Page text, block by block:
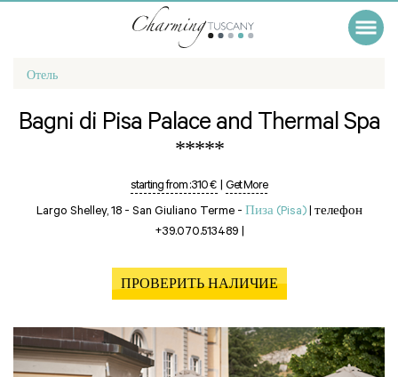
Отель
Bagni di Pisa Palace and Thermal Spa
*****
starting from :310 € | Get More
Largo Shelley, 18 - San Giuliano Terme - Пиза (Pisa) | телефон
+39.070.513489 |
ПРОВЕРИТЬ НАЛИЧИЕ